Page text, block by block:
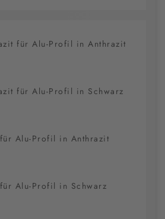
für Alu-Profil in Anthrazit
für Alu-Profil in Schwarz
Alu-Profil in Anthrazit
Alu-Profil in Schwarz